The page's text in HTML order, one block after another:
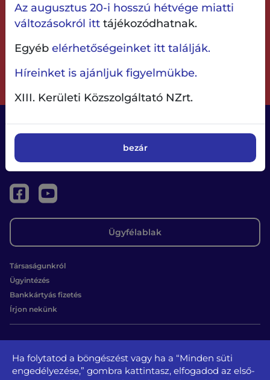
E-mail-címeinken bármikor, telefonos
elérhetőségeinken nyitvatartási időben fogadjuk
Írjon nekünk! Hívjon minket!
Ügyfélablak
Társaságunkról
Ügyintézés
Bankkártyás fizetés
Írjon nekünk
Kapcsolat
1131 Budapest, Béke u. 65.
tel.: +36 1 350-3728, + 36 1 350-3729
Az augusztus 20-i hosszú hétvége miatti
változásokról itttájékozódhatnak.
Egyéb elérhetőségeinket itt találják.
Híreinket is ajánljuk figyelmükbe.
XIII. Kerületi Közszolgáltató NZrt.
bezár
Ha folytatod a böngészést vagy ha a “Minden süti
engedélyezése,” gombra kattintasz, elfogadod az első-